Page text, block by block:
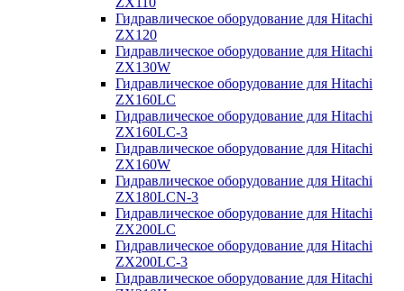
Гидравлическое оборудование для Hitachi
ZX120
Гидравлическое оборудование для Hitachi
ZX130W
Гидравлическое оборудование для Hitachi
ZX160LC
Гидравлическое оборудование для Hitachi
ZX160LC-3
Гидравлическое оборудование для Hitachi
ZX160W
Гидравлическое оборудование для Hitachi
ZX180LCN-3
Гидравлическое оборудование для Hitachi
ZX200LC
Гидравлическое оборудование для Hitachi
ZX200LC-3
Гидравлическое оборудование для Hitachi